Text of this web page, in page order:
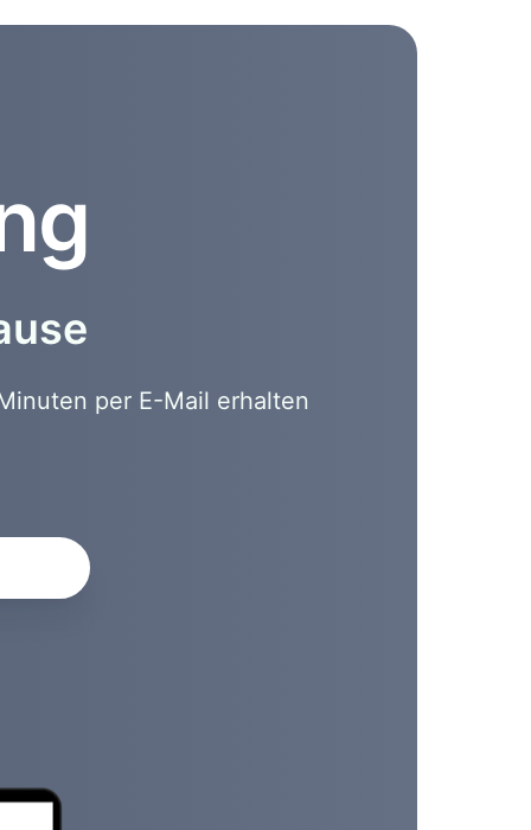
per E-Mail erhalten